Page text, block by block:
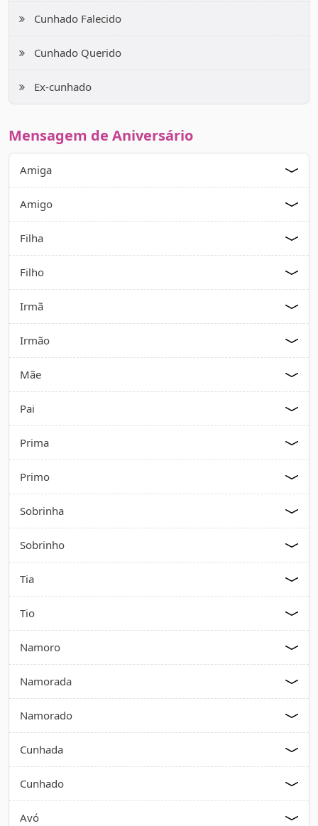
Cunhado Falecido
Cunhado Querido
Ex-cunhado
Mensagem de Aniversário
Amiga
Amigo
Filha
Filho
Irmã
Irmão
Mãe
Pai
Prima
Primo
Sobrinha
Sobrinho
Tia
Tio
Namoro
Namorada
Namorado
Cunhada
Cunhado
Avó